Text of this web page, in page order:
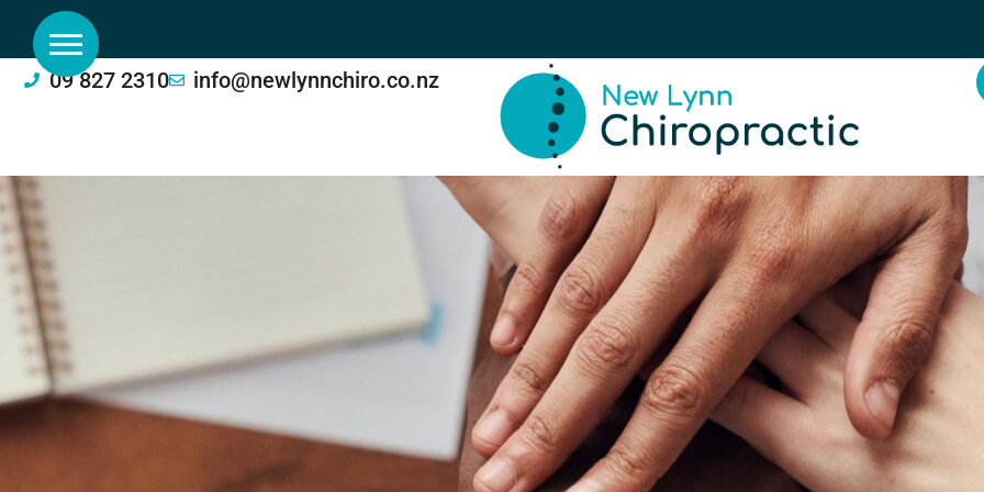
09 827 2310 info@newlynnchiro.co.nz